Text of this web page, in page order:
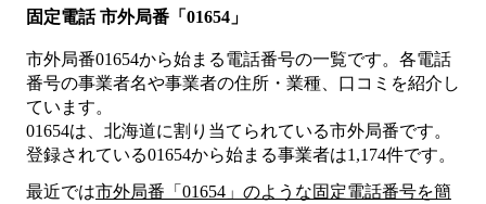
固定電話 市外局番「01654」
市外局番01654から始まる電話番号の一覧です。各電話
番号の事業者名や事業者の住所・業種、口コミを紹介し
ています。
01654は、北海道に割り当てられている市外局番です。
登録されている01654から始まる事業者は1,174件です。
最近では市外局番「 01654 」のような固定電話番号を簡